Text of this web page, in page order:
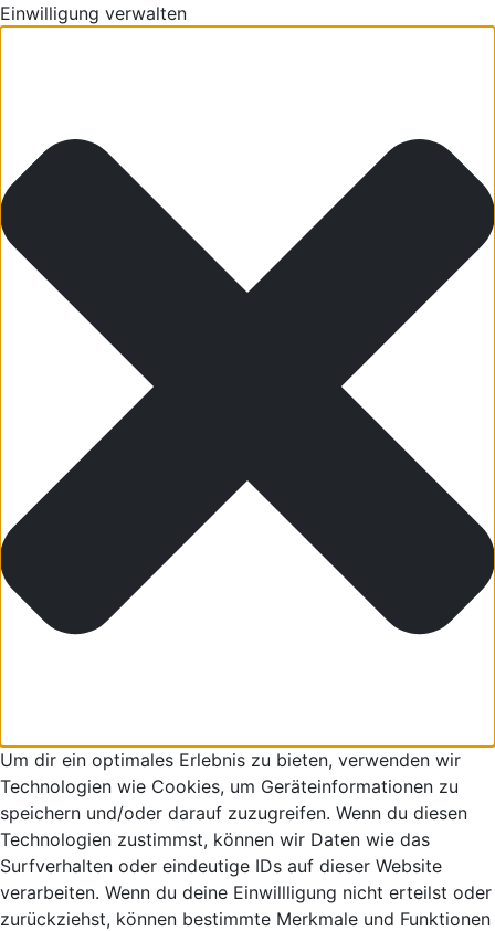
Einwilligung verwalten
Um dir ein optimales Erlebnis zu bieten, verwenden wir
Technologien wie Cookies, um Geräteinformationen zu
speichern und/oder darauf zuzugreifen. Wenn du diesen
Technologien zustimmst, können wir Daten wie das
Surfverhalten oder eindeutige IDs auf dieser Website
verarbeiten. Wenn du deine Einwillligung nicht erteilst oder
zurückziehst, können bestimmte Merkmale und Funktionen